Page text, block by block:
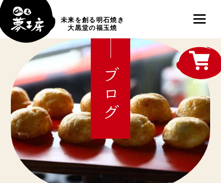
未来を創る明石焼き
大黒堂の福玉焼
ブログ shop